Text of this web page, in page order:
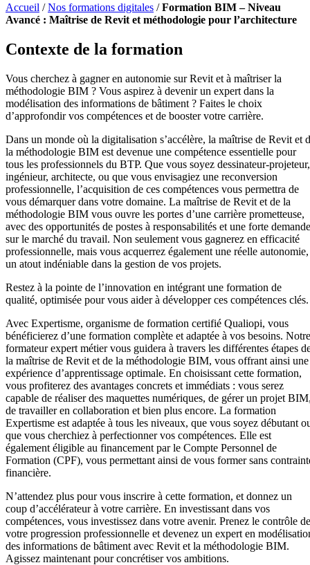
Accueil /Nos formations digitales /Formation BIM – Niveau
Avancé : Maîtrise de Revit et méthodologie pour l’architecture
Contexte de la formation
Vous cherchez à gagner en autonomie sur Revit et à maîtriser la
méthodologie BIM ? Vous aspirez à devenir un expert dans la
modélisation des informations de bâtiment ? Faites le choix
d’approfondir vos compétences et de booster votre carrière.
Dans un monde où la digitalisation s’accélère, la maîtrise de Revit et
la méthodologie BIM est devenue une compétence essentielle pour
tous les professionnels du BTP. Que vous soyez dessinateur-projeteur,
ingénieur, architecte, ou que vous envisagiez une reconversion
professionnelle, l’acquisition de ces compétences vous permettra de
vous démarquer dans votre domaine. La maîtrise de Revit et de la
méthodologie BIM vous ouvre les portes d’une carrière prometteuse,
avec des opportunités de postes à responsabilités et une forte demande
sur le marché du travail. Non seulement vous gagnerez en efficacité
professionnelle, mais vous acquerrez également une réelle autonomie,
un atout indéniable dans la gestion de vos projets.
Restez à la pointe de l’innovation en intégrant une formation de
qualité, optimisée pour vous aider à développer ces compétences clés.
Avec Expertisme, organisme de formation certifié Qualiopi, vous
bénéficierez d’une formation complète et adaptée à vos besoins. Notre
formateur expert métier vous guidera à travers les différentes étapes
la maîtrise de Revit et de la méthodologie BIM, vous offrant ainsi une
expérience d’apprentissage optimale. En choisissant cette formation,
vous profiterez des avantages concrets et immédiats : vous serez
capable de réaliser des maquettes numériques, de gérer un projet
de travailler en collaboration et bien plus encore. La formation
Expertisme est adaptée à tous les niveaux, que vous soyez débutant
que vous cherchiez à perfectionner vos compétences. Elle est
également éligible au financement par le Compte Personnel de
Formation (CPF), vous permettant ainsi de vous former sans
financière.
N’attendez plus pour vous inscrire à cette formation, et donnez un
coup d’accélérateur à votre carrière. En investissant dans vos
compétences, vous investissez dans votre avenir. Prenez le contrôle de
votre progression professionnelle et devenez un expert en
des informations de bâtiment avec Revit et la méthodologie BIM.
Agissez maintenant pour concrétiser vos ambitions.